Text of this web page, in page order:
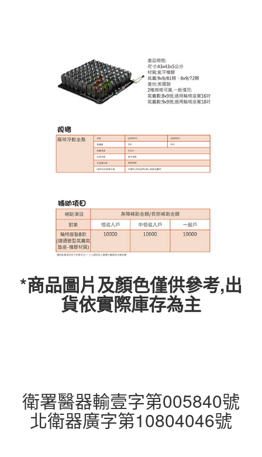
*商品圖片及顏色僅供參考,出
貨依實際庫存為主
衛署醫器輸壹字第005840號
北衛器廣字第10804046號